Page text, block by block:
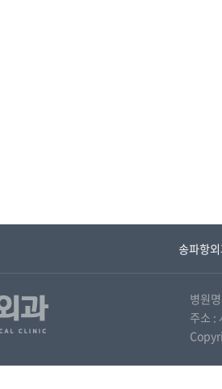
송파항
병원
주소 :